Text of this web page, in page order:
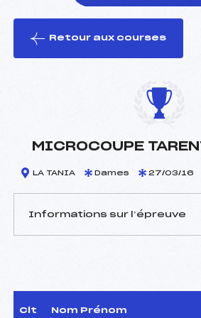
le ski
Retour aux courses
MICROCOUPE
LA TANIA Dames 27/03/16
Informations sur l’épreuve
Arbitre :
Assistant :
Clt Nom Prénom